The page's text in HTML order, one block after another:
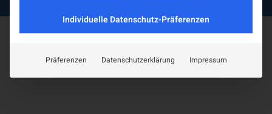
Individuelle Datenschutz-Präferenzen
Präferenzen Datenschutzerklärung Impressum